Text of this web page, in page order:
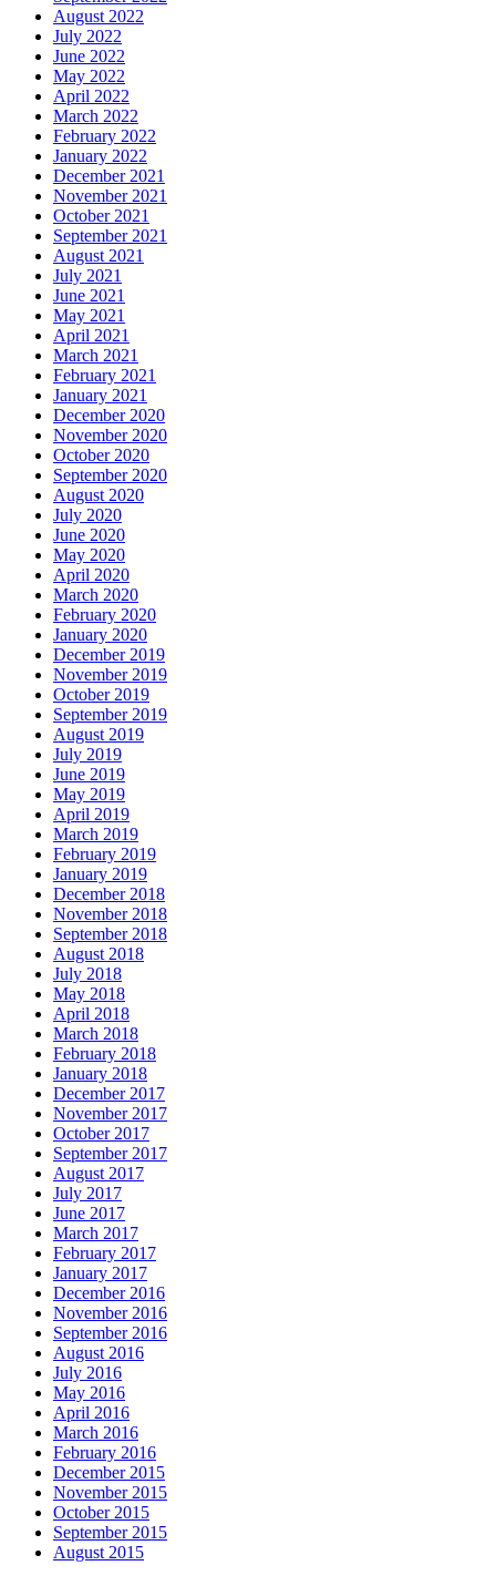
August 2022
July 2022
June 2022
May 2022
April 2022
March 2022
February 2022
January 2022
December 2021
November 2021
October 2021
September 2021
August 2021
July 2021
June 2021
May 2021
April 2021
March 2021
February 2021
January 2021
December 2020
November 2020
October 2020
September 2020
August 2020
July 2020
June 2020
May 2020
April 2020
March 2020
February 2020
January 2020
December 2019
November 2019
October 2019
September 2019
August 2019
July 2019
June 2019
May 2019
April 2019
March 2019
February 2019
January 2019
December 2018
November 2018
September 2018
August 2018
July 2018
May 2018
April 2018
March 2018
February 2018
January 2018
December 2017
November 2017
October 2017
September 2017
August 2017
July 2017
June 2017
March 2017
February 2017
January 2017
December 2016
November 2016
September 2016
August 2016
July 2016
May 2016
April 2016
March 2016
February 2016
December 2015
November 2015
October 2015
September 2015
August 2015